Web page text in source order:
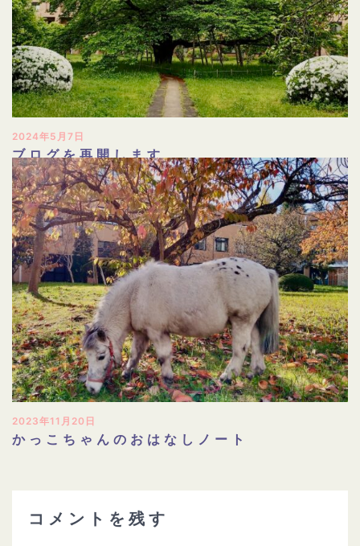
2024年5月7日
ブログを再開します
2023年11月20日
かっこちゃんのおはなしノート
コメントを残す